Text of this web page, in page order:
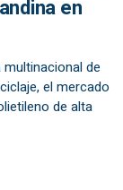
en
de
el mercado
de alta